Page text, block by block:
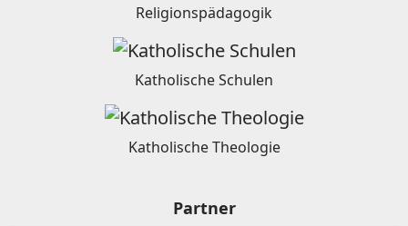
Religionspädagogik
Katholische Schulen
Katholische Theologie
Partner